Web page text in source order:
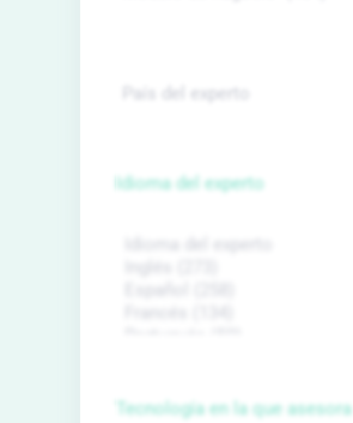
Idioma del experto
Tecnología en la que asesora